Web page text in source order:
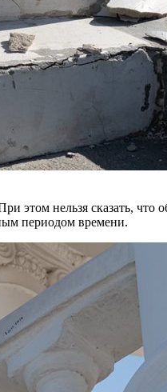
этом нельзя сказать,
периодом времени.